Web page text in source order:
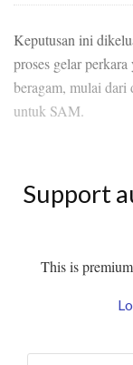
Keputusan ini
proses gelar
beragam, mulai dari
untuk SAM.
Support
This is